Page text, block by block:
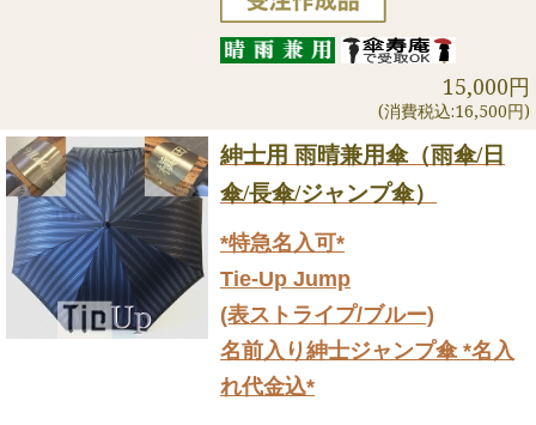
15,000円
(消費税込:16,500円)
紳士用 雨晴兼用傘（雨傘/日
傘/長傘/ジャンプ傘）
*特急名入可*
Tie-Up Jump
(表ストライプ/ブルー)
名前入り紳士ジャンプ傘 *名入
れ代金込*